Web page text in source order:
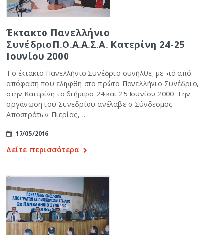
Έκτακτο Πανελλήνιο
ΣυνέδριοΠ.Ο.Α.Α.Σ.Α. Κατερίνη 24-25
Ιουνίου 2000
Το έκτακτο Πανελλήνιο Συνέδριο συνήλθε, με¬τά από
απόφαση που ελήφθη στο πρώτο Πανελλήνιο Συνέδριο,
στην Κατερίνη το διήμερο 24 και 25 Ιουνίου 2000. Την
οργάνωση του Συνεδρίου ανέλαβε ο Σύνδεσμος
Αποστράτων Πιερίας, ...
17/05/2016
Δείτε περισσότερα